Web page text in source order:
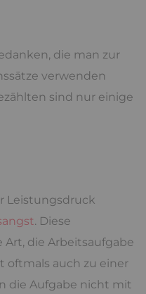
die man zur
verwenden
sind nur einige
Leistungsdruck
. Diese
die Arbeitsaufgabe
oftmals auch zu einer
die Aufgabe nicht mit